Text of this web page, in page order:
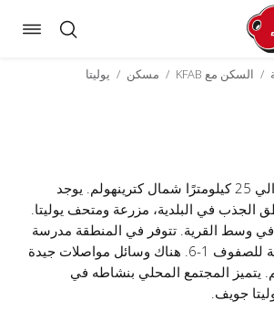
/ السكن مع KFAB / مسكن / يوليتا
تقع يوليتا على بعد حوالي 25 كيلومترًا شمال كترينهولم. يوجد
الجذب في البلدية، مزرعة ومتحف يوليتا.
في وسط القرية. تتوفر في المنطقة مدرسة
حضانة ومدرسة ابتدائية للصفوف 1-6. هناك وسائل مواصلات جيدة
يتميز المجتمع المحلي بنشاطه في
جويف.